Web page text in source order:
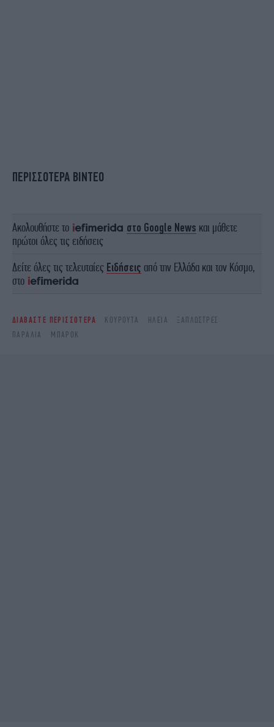
ΠΕΡΙΣΣΟΤΕΡΑ ΒΙΝΤΕΟ
Ακολουθήστε το στο Google News και μάθετε
πρώτοι όλες τις ειδήσεις
Δείτε όλες τις τελευταίες Ειδήσεις από την Ελλάδα και τον Κόσμο,
στο
ΔΙΑΒΑΣΤΕ ΠΕΡΙΣΣΟΤΕΡΑ ΚΟΥΡΟΥΤΑ ΗΛΕΊΑ
ΞΑΠΛΏΣΤΡΕΣ
ΠΑΡΑΛΊΑ
ΜΠΑΡΌΚ